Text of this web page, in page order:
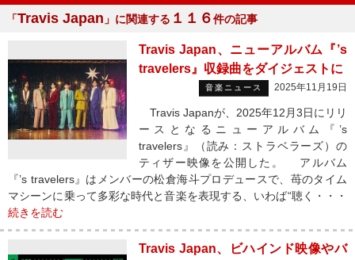
「Travis Japan 」に関連する １１６件の記事
Travis Japan、ニューアルバム『’s
travelers』収録曲をダイジェストに
音楽ニュース 2025年11月19日
Travis Japanが、2025年12月3日にリリ
ースとなるニューアルバム『’s
travelers』（読み：ストラベラーズ）の
ティザー映像を公開した。 アルバム
『’s travelers』はメンバーの松倉海斗プロデュースで、苺のタイム
マシーンに乗って多彩な時代と音楽を表現する、いわば“聴く・・・
続きを読む
Travis Japan、ビハインド映像やバ